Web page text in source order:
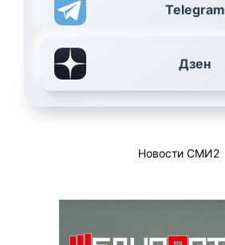
Telegram
Дзен
Новости СМИ2